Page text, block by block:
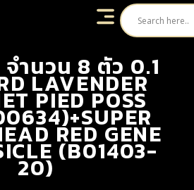
ำนวน 8 ตัว 0.1
LAVENDER
PIED POSS
RED GENE
(B01403-
20)